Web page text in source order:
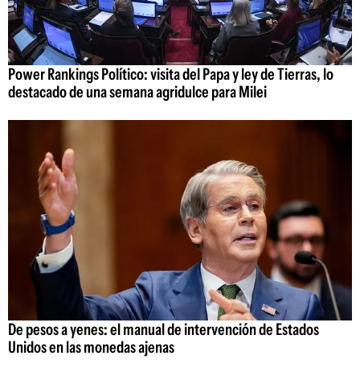
Power Rankings Político: visita del Papa y ley de Tierras, lo
destacado de una semana agridulce para Milei
De pesos a yenes: el manual de intervención de Estados
Unidos en las monedas ajenas